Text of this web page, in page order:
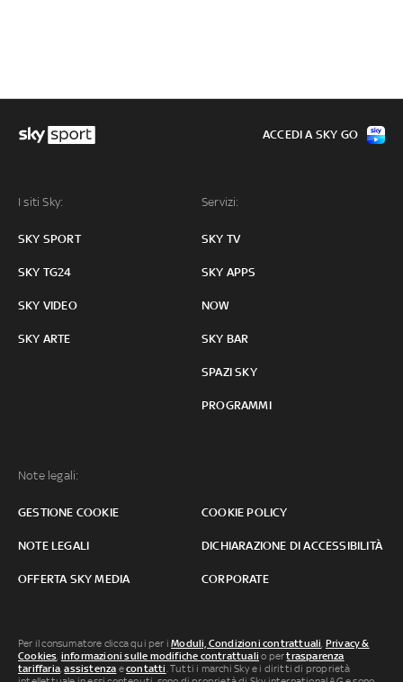
I siti Sky:
SKY SPORT
SKY TG24
SKY VIDEO
SKY ARTE
Servizi:
SKY TV
SKY APPS
NOW
SKY BAR
SPAZI SKY
PROGRAMMI
Note legali:
GESTIONE COOKIE COOKIE POLICY
NOTE LEGALI DICHIARAZIONE DI ACCESSIBILITÀ
OFFERTA SKY MEDIA CORPORATE
ACCEDI A SKY GO
Per il consumatore clicca qui per iModuli, Condizioni contrattuali Privacy &
Cookies informazioni sulle modifiche contrattuali o pertrasparenza
tariffaria ,assistenza econtatti . Tutti i marchi Sky e i diritti di proprietà